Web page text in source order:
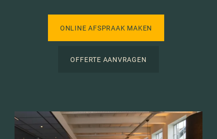
ONLINE AFSPRAAK MAKEN
OFFERTE AANVRAGEN